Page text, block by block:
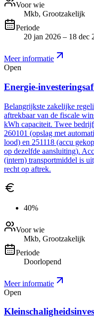
Voor wie
Mkb, Grootzakelijk
Periode
20 jan 2026 – 18 dec
Meer informatie
Open
Energie-
Belangrijkste zakelijke
aftrekbaar van de fiscale
kWh capaciteit. Twee
260101 (opslag met
lood) en 251118 (accu
op dezelfde aansluiting).
(intern) transportmiddel is
recht op aftrek.
40%
Voor wie
Mkb, Grootzakelijk
Periode
Doorlopend
Meer informatie
Open